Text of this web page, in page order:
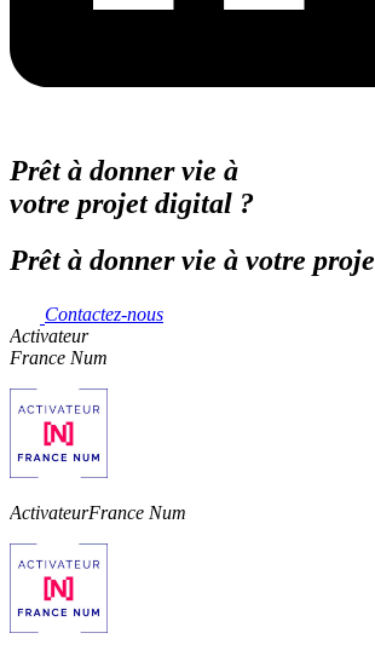
Prêt à donner vie à
votre projet digital ?
Prêt à donner vie à votre
Contactez-nous
Activateur
France Num
ActivateurFrance Num